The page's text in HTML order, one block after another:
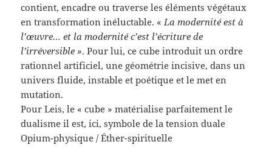
contient, encadre ou traverse les éléments végétaux
en transformation inéluctable. « La modernité est à
l’œuvre… et la modernité c’est l’écriture de
l’irréversible ». Pour lui, ce cube introduit un ordre
rationnel artificiel, une géométrie incisive, dans un
univers fluide, instable et poétique et le met en
mutation.
Pour Leis, le « cube » matérialise parfaitement le
dualisme il est, ici, symbole de la tension duale
Opium-physique / Éther-spirituelle